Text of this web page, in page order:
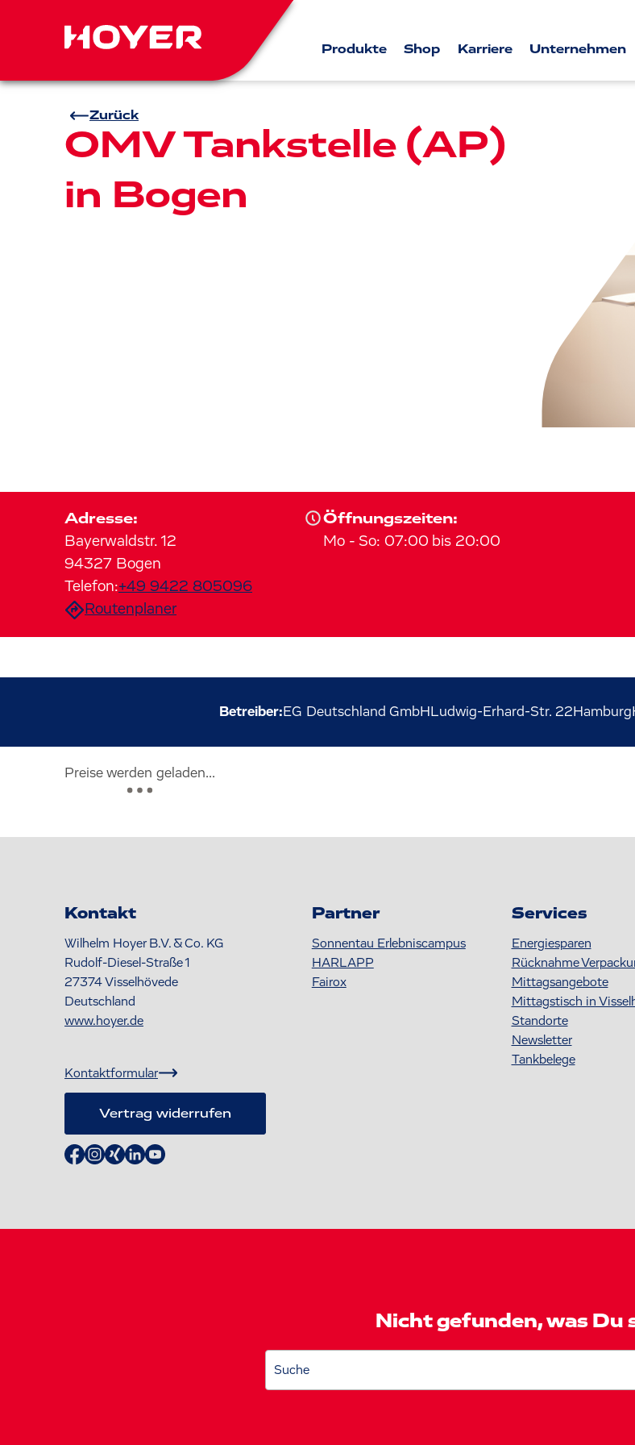
Produkte Shop Karriere Unternehmen
Zurück
OMV Tankstelle (AP)
in Bogen
Adresse:
Bayerwaldstr. 12
94327 Bogen
Telefon:+49 9422 805096
Routenplaner
Öffnungszeiten:
Mo - So: 07:00 bis 20:00
Betreiber: EG Deutschland GmbH Ludwig-Erhard-Str. 22 Hamburg
Preise werden geladen...
Kontakt
Wilhelm Hoyer B.V. & Co. KG
Rudolf-Diesel-Straße 1
27374Visselhövede
Deutschland
www.hoyer.de
Kontaktformular
Vertrag widerrufen
Partner
Sonnentau Erlebniscampus
HARLAPP
Fairox
Services
Energiesparen
Rücknahme
Mittagsangebote
Mittagstisch in
Standorte
Newsletter
Tankbelege
Nicht gefunden, was Du
Suche